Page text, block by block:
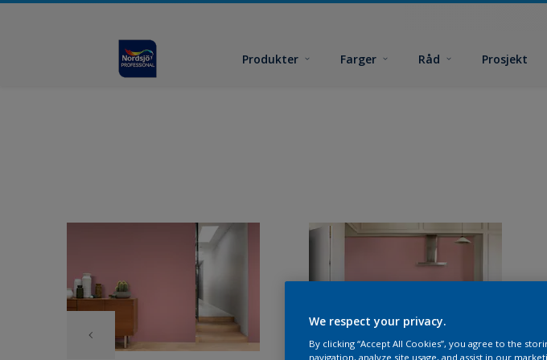
Produkter Farger Råd Prosjekt
We respect your privacy.
By clicking “Accept All Cookies”, you agree to the
navigation, analyze site usage, and assist in our